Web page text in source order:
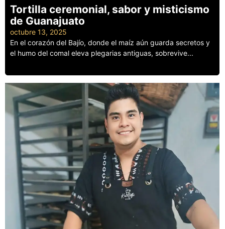
Tortilla ceremonial, sabor y misticismo
de Guanajuato
octubre 13, 2025
En el corazón del Bajío, donde el maíz aún guarda secretos y
el humo del comal eleva plegarias antiguas, sobrevive...